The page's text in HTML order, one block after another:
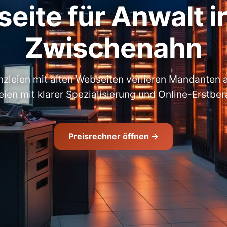
für Anwalt
Zwischenahn
mit alten Webseiten verlieren Mandanten
mit klarer Spezialisierung und Online-
Preisrechner öffnen →